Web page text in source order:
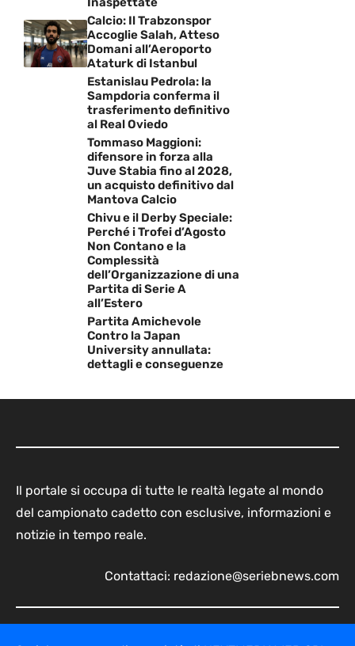
Calcio: Il Trabzonspor
Accoglie Salah, Atteso
Domani all’Aeroporto
Ataturk di Istanbul
Estanislau Pedrola: la
Sampdoria conferma il
trasferimento definitivo
al Real Oviedo
Tommaso Maggioni:
difensore in forza alla
Juve Stabia fino al 2028,
un acquisto definitivo dal
Mantova Calcio
Chivu e il Derby Speciale:
Perché i Trofei d’Agosto
Non Contano e la
Complessità
dell’Organizzazione di una
Partita di Serie A
all’Estero
Partita Amichevole
Contro la Japan
University annullata:
dettagli e conseguenze
Il portale si occupa di tutte le realtà legate al mondo
del campionato cadetto con esclusive, informazioni e
notizie in tempo reale.
Contattaci: redazione@seriebnews.com